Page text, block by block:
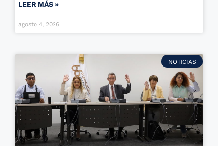
LEER MÁS »
agosto 4, 2026
NOTICIAS